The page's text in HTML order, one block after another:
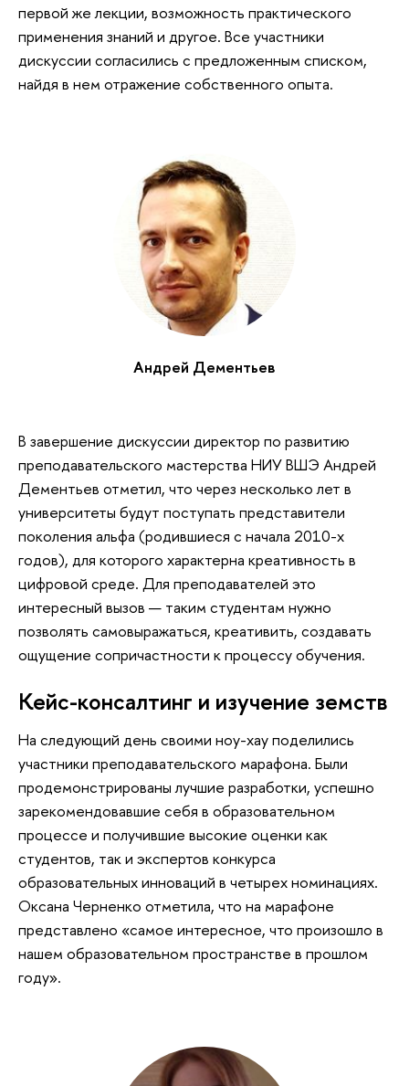
первой же лекции, возможность практического
применения знаний и другое. Все участники
дискуссии согласились с предложенным списком,
найдя в нем отражение собственного опыта.
Андрей Дементьев
В завершение дискуссии директор по развитию
преподавательского мастерства НИУ ВШЭ Андрей
Дементьев отметил, что через несколько лет в
университеты будут поступать представители
поколения альфа (родившиеся с начала 2010-х
годов), для которого характерна креативность в
цифровой среде. Для преподавателей это
интересный вызов — таким студентам нужно
позволять самовыражаться, креативить, создавать
ощущение сопричастности к процессу обучения.
Кейс-консалтинг и изучение земств
На следующий день своими ноу-хау поделились
участники преподавательского марафона. Были
продемонстрированы лучшие разработки, успешно
зарекомендовавшие себя в образовательном
процессе и получившие высокие оценки как
студентов, так и экспертов конкурса
образовательных инноваций в четырех номинациях.
Оксана Черненко отметила, что на марафоне
представлено «самое интересное, что произошло в
нашем образовательном пространстве в прошлом
году».